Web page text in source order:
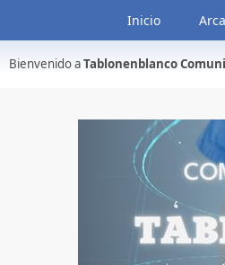
Inicio
Bienvenido aTablonenblanco